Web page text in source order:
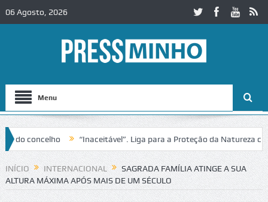
06 Agosto, 2026
Menu
“Inaceitável”. Liga para a Proteção da Natureza
em Alcobaça Igreja do Castelo de Cerveira assegura
INÍCIO INTERNACIONAL
SAGRADA FAMÍLIA ATINGE A SUA
ALTURA MÁXIMA APÓS MAIS DE UM SÉCULO